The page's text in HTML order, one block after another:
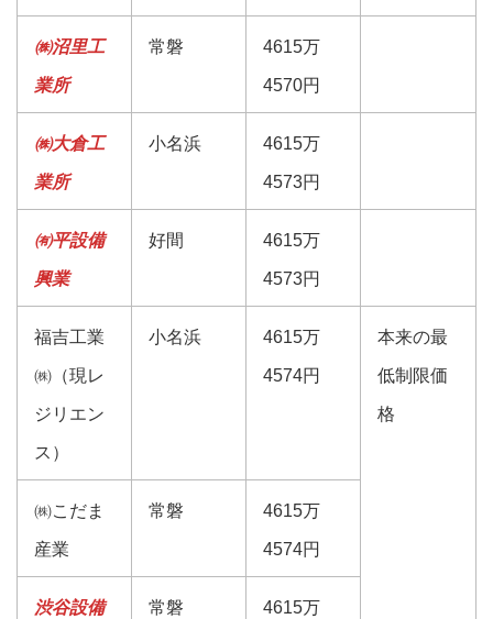
㈱沼里工
業所
常磐 4615万
4570円
㈱大倉工
業所
小名浜 4615万
4573円
㈲平設備
興業
好間 4615万
4573円
福吉工業
㈱（現レ
ジリエン
ス）
小名浜 4615万
4574円
本来の最
低制限価
格
㈱こだま
産業
常磐 4615万
4574円
渋谷設備 常磐 4615万